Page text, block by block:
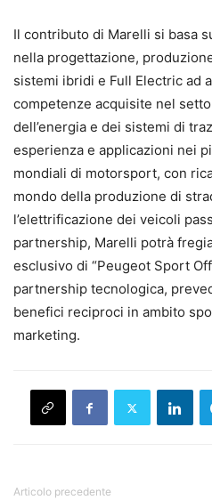
Il contributo di Marelli si basa
nella progettazione,
sistemi ibridi e Full Electric ad
competenze acquisite nel
dell’energia e dei sistemi di
esperienza e applicazioni nei
mondiali di motorsport, con
mondo della produzione di
l’elettrificazione dei veicoli
partnership, Marelli potrà
esclusivo di “Peugeot Sport
partnership tecnologica,
benefici reciproci in ambito
marketing.
Articolo precedente